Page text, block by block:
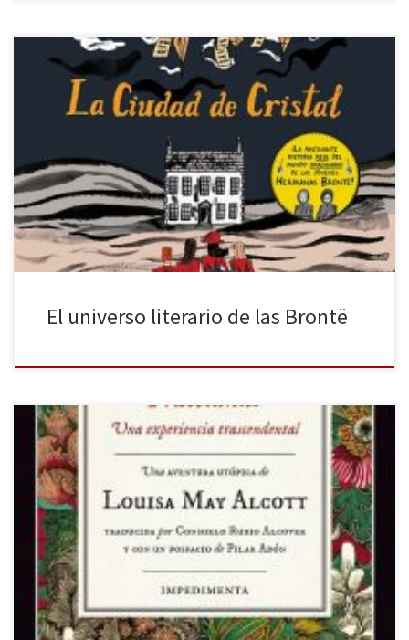
Antes de la aparición de un peligroso virus y de una reclusión
vivida, hubo un tiempo en que la vida era totalmente normal.
Quiero recuperar ese momento para contaros que, justo antes de
la pandemia, llegó a mis manos un maravilloso libro ilustrado que
hoy merece ser recuperado. Se trata […]
El universo literario de las Brontë
El próximo 25 de diciembre es una fecha marcada en el
calendario para las que somos fans absolutas de Mujercitas y,
sobre todo, de Jo March, que pervive todavía en nuestra memoria
con la cara de Wynona Ryder en aquella película noventera.
Navidad de 2019 nos trae la nueva versión […]